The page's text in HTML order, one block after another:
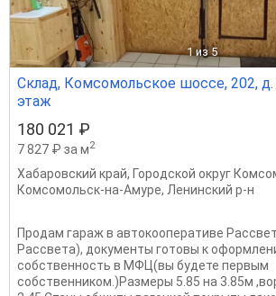
1 из 5
Склад, Комсомольское шоссе, 202, д.
этаж
180 021 ₽
7 827 ₽ за м2
Хабаровский край, Городской округ
Комсомольск-на-Амуре, Ленинский р-н
Продам гараж в автокооперативе
Рассвета), документы готовы к
собственность в МФЦ(вы будете первым
собственником.)Размеры 5.85 на 3.85м